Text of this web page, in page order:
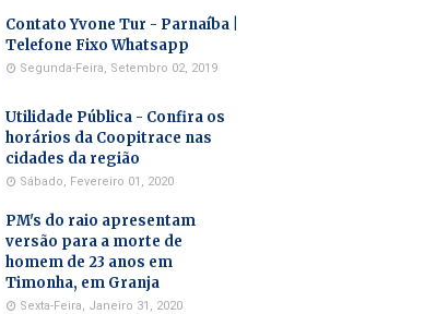
Contato Yvone Tur - Parnaíba |
Telefone Fixo Whatsapp
Segunda-Feira, Setembro 02, 2019
Utilidade Pública - Confira os
horários da Coopitrace nas
cidades da região
Sábado, Fevereiro 01, 2020
PM's do raio apresentam
versão para a morte de
homem de 23 anos em
Timonha, em Granja
Sexta-Feira, Janeiro 31, 2020